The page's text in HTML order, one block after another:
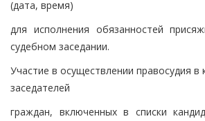
(дата, время)
для исполнения обязанностей
судебном заседании.
Участие в осуществлении правосудия в
заседателей
граждан, включенных в списки